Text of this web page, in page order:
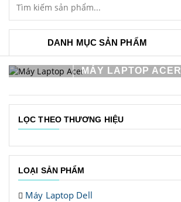
DANH MỤC SẢN PHẨM
MÁY LAPTOP ACER
LỌC THEO THƯƠNG HIỆU
LOẠI SẢN PHẨM
Máy Laptop Dell